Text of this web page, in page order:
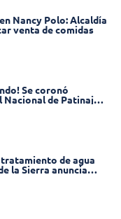
Nancy Polo: Alcaldía
venta de comidas
Se coronó
Nacional de Patinaje
de agua
la Sierra anuncia